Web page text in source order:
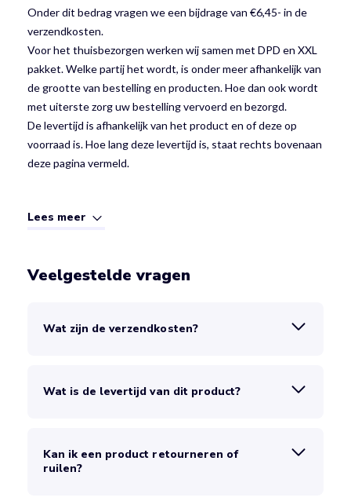
Onder dit bedrag vragen we een bijdrage van €6,45- in de
verzendkosten.
Voor het thuisbezorgen werken wij samen met DPD en XXL
pakket. Welke partij het wordt, is onder meer afhankelijk van
de grootte van bestelling en producten. Hoe dan ook wordt
met uiterste zorg uw bestelling vervoerd en bezorgd.
De levertijd is afhankelijk van het product en of deze op
voorraad is. Hoe lang deze levertijd is, staat rechts bovenaan
deze pagina vermeld.
Lees meer
Veelgestelde vragen
Wat zijn de verzendkosten?
Wat is de levertijd van dit product?
Kan ik een product retourneren of
ruilen?